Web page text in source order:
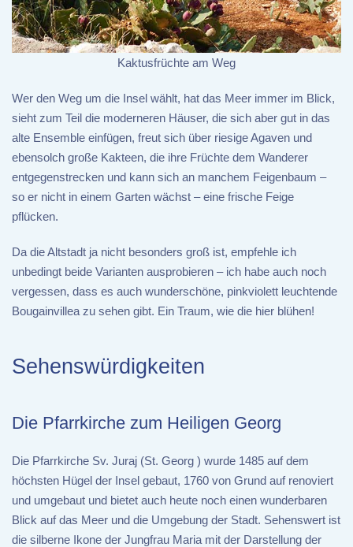
Kaktusfrüchte am Weg
Wer den Weg um die Insel wählt, hat das Meer immer im Blick,
sieht zum Teil die moderneren Häuser, die sich aber gut in das
alte Ensemble einfügen, freut sich über riesige Agaven und
ebensolch große Kakteen, die ihre Früchte dem Wanderer
entgegenstrecken und kann sich an manchem Feigenbaum –
so er nicht in einem Garten wächst – eine frische Feige
pflücken.
Da die Altstadt ja nicht besonders groß ist, empfehle ich
unbedingt beide Varianten ausprobieren – ich habe auch noch
vergessen, dass es auch wunderschöne, pinkviolett leuchtende
Bougainvillea zu sehen gibt. Ein Traum, wie die hier blühen!
Sehenswürdigkeiten
Die Pfarrkirche zum Heiligen Georg
Die Pfarrkirche Sv. Juraj (St. Georg ) wurde 1485 auf dem
höchsten Hügel der Insel gebaut, 1760 von Grund auf renoviert
und umgebaut und bietet auch heute noch einen wunderbaren
Blick auf das Meer und die Umgebung der Stadt. Sehenswert ist
die silberne Ikone der Jungfrau Maria mit der Darstellung der